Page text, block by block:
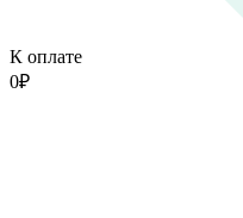
К оплате
0₽